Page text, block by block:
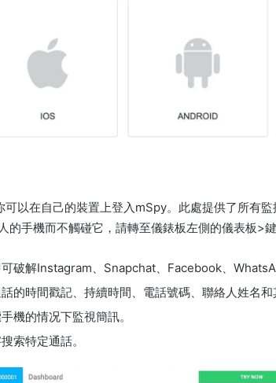
可以在自己的裝置上登入mSpy。此處提供了所有
的手機而不觸碰它，請轉至儀錶板左側的儀表板>
破解Instagram、Snapchat、Facebook、
的時間戳記、持續時間、電話號碼、聯絡人姓名和
機的情况下監視簡訊。
索特定通話。